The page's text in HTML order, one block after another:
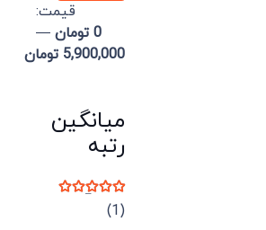
قيمت:
0 تومان
—
5,900,000 تومان
میانگین
رتبه
نمره(1)